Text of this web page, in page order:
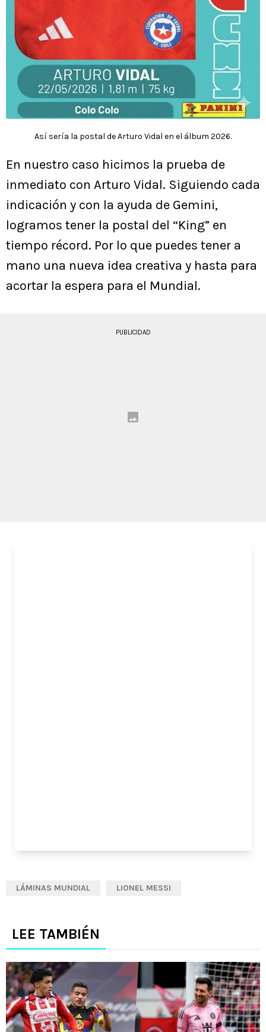
Así sería la postal de Arturo Vidal en el álbum 2026.
En nuestro caso hicimos la prueba de
inmediato con Arturo Vidal. Siguiendo cada
indicación y con la ayuda de Gemini,
logramos tener la postal del “King” en
tiempo récord. Por lo que puedes tener a
mano una nueva idea creativa y hasta para
acortar la espera para el Mundial.
PUBLICIDAD
LÁMINAS MUNDIAL LIONEL MESSI
LEE TAMBIÉN